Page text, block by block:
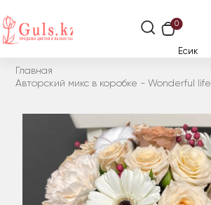
0
Есик
Главная
Авторский микс в коробке - Wonderful life